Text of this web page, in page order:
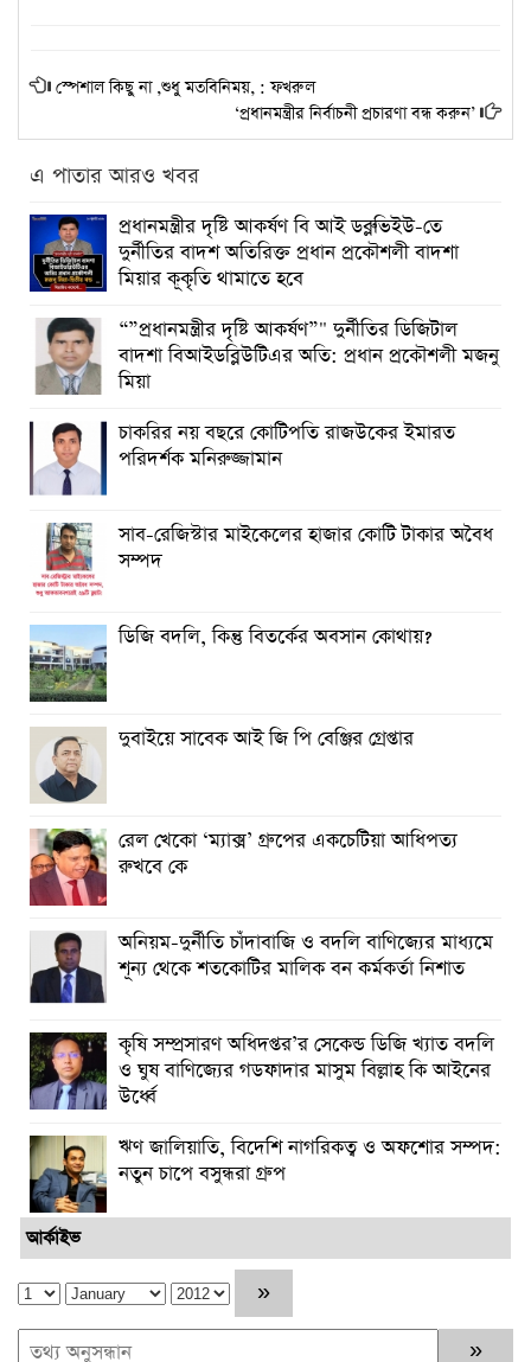
স্পেশাল কিছু না ,শুধু মতবিনিময়, : ফখরুল
‘প্রধানমন্ত্রীর নির্বাচনী প্রচারণা বন্ধ করুন’
এ পাতার আরও খবর
প্রধানমন্ত্রীর দৃষ্টি আকর্ষণ বি আই ডব্লুভিইউ-তে
দুর্নীতির বাদশ অতিরিক্ত প্রধান প্রকৌশলী বাদশা
মিয়ার কূকৃতি থামাতে হবে
“”প্রধানমন্ত্রীর দৃষ্টি আকর্ষণ”" দুর্নীতির ডিজিটাল
বাদশা বিআইডব্লিউটিএর অতি: প্রধান প্রকৌশলী মজনু
মিয়া
চাকরির নয় বছরে কোটিপতি রাজউকের ইমারত
পরিদর্শক মনিরুজ্জামান
সাব-রেজিস্টার মাইকেলের হাজার কোটি টাকার অবৈধ
সম্পদ
ডিজি বদলি, কিন্তু বিতর্কের অবসান কোথায়?
দুবাইয়ে সাবেক আই জি পি বেঞ্জির গ্রেপ্তার
রেল খেকো ‘ম্যাক্স’ গ্রুপের একচেটিয়া আধিপত্য
রুখবে কে
অনিয়ম-দুর্নীতি চাঁদাবাজি ও বদলি বাণিজ্যের মাধ্যমে
শূন্য থেকে শতকোটির মালিক বন কর্মকর্তা নিশাত
কৃষি সম্প্রসারণ অধিদপ্তর’র সেকেন্ড ডিজি খ্যাত বদলি
ও ঘুষ বাণিজ্যের গডফাদার মাসুম বিল্লাহ কি আইনের
উর্ধ্বে
ঋণ জালিয়াতি, বিদেশি নাগরিকত্ব ও অফশোর সম্পদ:
নতুন চাপে বসুন্ধরা গ্রুপ
আর্কাইভ